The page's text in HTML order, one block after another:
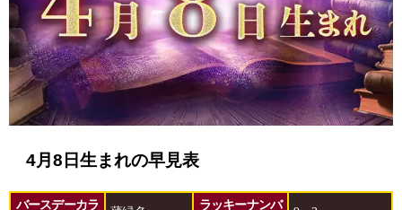
4月8日生まれの早見表
バースデーカラ
ラッキーナンバ